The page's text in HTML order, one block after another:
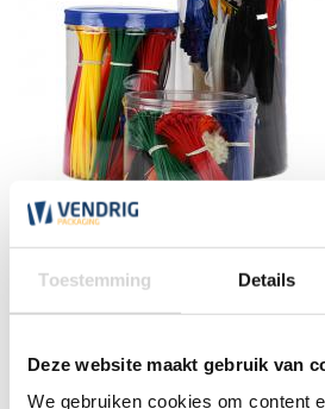
Toestemming Details
Deze website maakt gebruik van
We gebruiken cookies om content
Gekleurde kabelbinders
(12)
8,20